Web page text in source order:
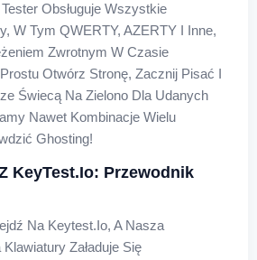
Obsługuje Wszystkie
W Tym QWERTY, AZERTY I Inne,
Zwrotnym W Czasie
Otwórz Stronę, Zacznij Pisać I
Świecą Na Zielono Dla Udanych
Nawet Kombinacje Wielu
Ghosting!
KeyTest.io: Przewodnik
Na Keytest.io, A Nasza
Załaduje Się